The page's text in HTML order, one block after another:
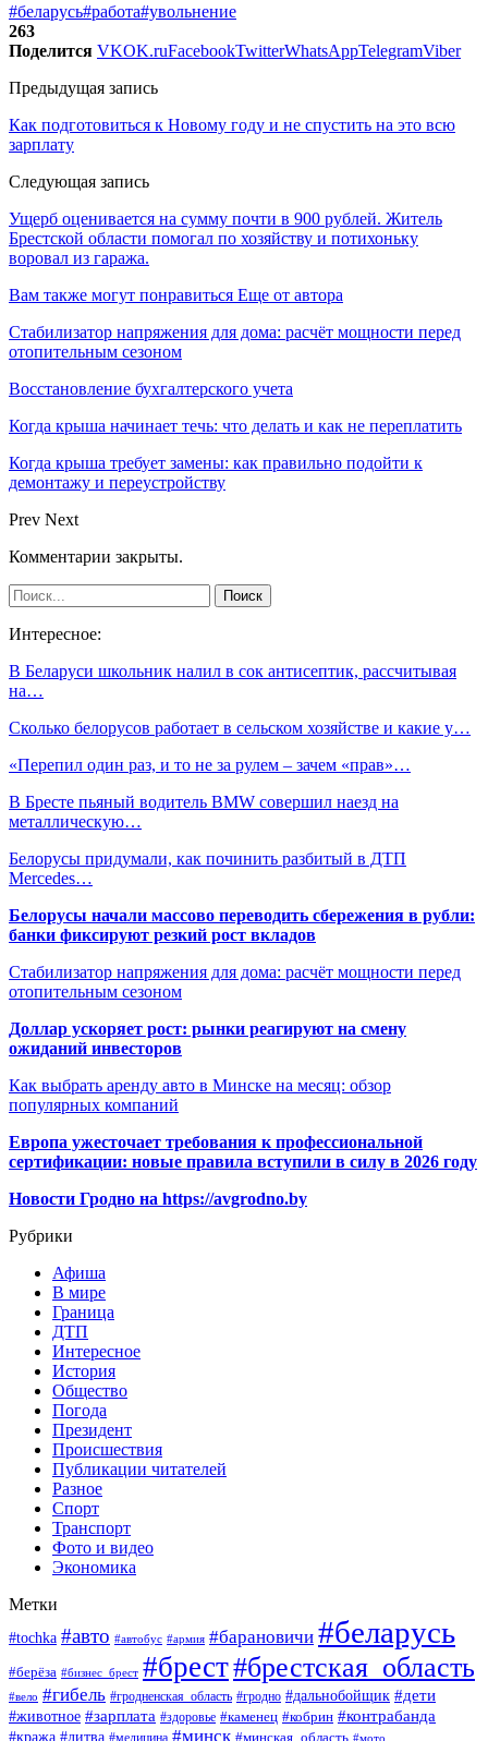
#беларусь#работа#увольнение
263
Поделится VKOK.ruFacebookTwitterWhatsAppTelegramViber
Предыдущая запись
Как подготовиться к Новому году и не спустить на это всю
зарплату
Следующая запись
Ущерб оценивается на сумму почти в 900 рублей. Житель
Брестской области помогал по хозяйству и потихоньку
воровал из гаража.
Вам также могут понравиться Еще от автора
Стабилизатор напряжения для дома: расчёт мощности перед
отопительным сезоном
Восстановление бухгалтерского учета
Когда крыша начинает течь: что делать и как не переплатить
Когда крыша требует замены: как правильно подойти к
демонтажу и переустройству
Prev Next
Комментарии закрыты.
Интересное:
В Беларуси школьник налил в сок антисептик, рассчитывая
на…
Сколько белорусов работает в сельском хозяйстве и какие у…
«Перепил один раз, и то не за рулем – зачем «прав»…
В Бресте пьяный водитель BMW совершил наезд на
металлическую…
Белорусы придумали, как починить разбитый в ДТП
Mercedes…
Белорусы начали массово переводить сбережения в рубли:
банки фиксируют резкий рост вкладов
Стабилизатор напряжения для дома: расчёт мощности перед
отопительным сезоном
Доллар ускоряет рост: рынки реагируют на смену
ожиданий инвесторов
Как выбрать аренду авто в Минске на месяц: обзор
популярных компаний
Европа ужесточает требования к профессиональной
сертификации: новые правила вступили в силу в 2026 году
Новости Гродно на https://avgrodno.by
Рубрики
Афиша
В мире
Граница
ДТП
Интересное
История
Общество
Погода
Президент
Происшествия
Публикации читателей
Разное
Спорт
Транспорт
Фото и видео
Экономика
Метки
#tochka #авто #автобус #армия #барановичи #беларусь
#берёза #бизнес_брест #брест#брестская_область
#вело #гибель #гродненская_область #гродно #дальнобойщик #дети
#животное #зарплата #здоровье #каменец #кобрин #контрабанда
#кража #литва #медицина #минск #минская_область #мото